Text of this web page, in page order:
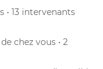
• 13 intervenants
de chez vous • 2